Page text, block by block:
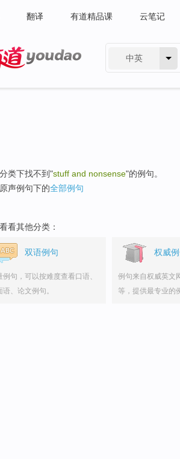
翻译 有道精品课 云笔记
中英
类下找不到"stuff and nonsense"的例句。
声例句下的全部例句
看其他分类：
双语例句
例句，可以按难度查看口语、
语、论文例句。
权威
例句来自权威英文
等，提供最专业的